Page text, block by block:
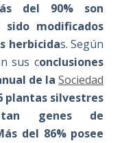
del 90% son
sido modificados
herbicidas. Según
sus conclusiones
de la Sociedad
plantas silvestres
genes de
del 86% posee